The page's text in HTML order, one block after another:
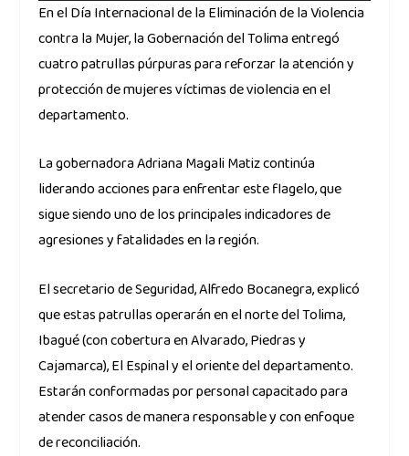
En el Día Internacional de la Eliminación de la Violencia
contra la Mujer, la Gobernación del Tolima entregó
cuatro patrullas púrpuras para reforzar la atención y
protección de mujeres víctimas de violencia en el
departamento.
La gobernadora Adriana Magali Matiz continúa
liderando acciones para enfrentar este flagelo, que
sigue siendo uno de los principales indicadores de
agresiones y fatalidades en la región.
El secretario de Seguridad, Alfredo Bocanegra, explicó
que estas patrullas operarán en el norte del Tolima,
Ibagué (con cobertura en Alvarado, Piedras y
Cajamarca), El Espinal y el oriente del departamento.
Estarán conformadas por personal capacitado para
atender casos de manera responsable y con enfoque
de reconciliación.